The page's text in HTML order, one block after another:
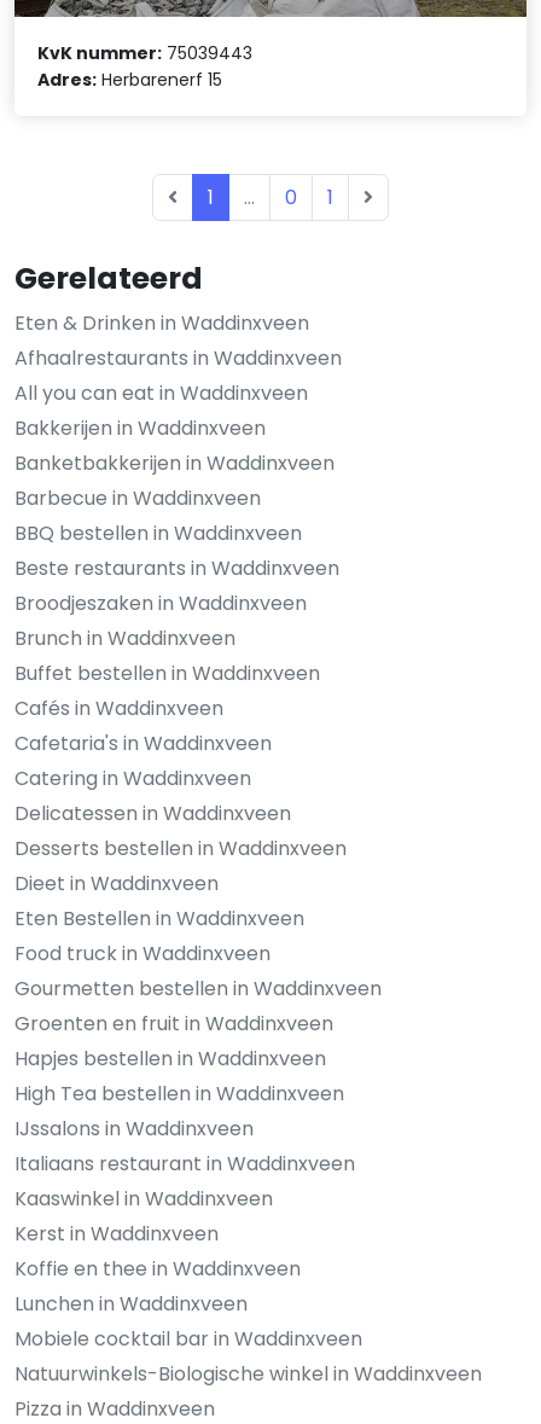
Gerelateerd
Eten & Drinken in Waddinxveen
Afhaalrestaurants in Waddinxveen
All you can eat in Waddinxveen
Bakkerijen in Waddinxveen
Banketbakkerijen in Waddinxveen
Barbecue in Waddinxveen
BBQ bestellen in Waddinxveen
Beste restaurants in Waddinxveen
Broodjeszaken in Waddinxveen
Brunch in Waddinxveen
Buffet bestellen in Waddinxveen
Cafés in Waddinxveen
Cafetaria's in Waddinxveen
Catering in Waddinxveen
Delicatessen in Waddinxveen
Desserts bestellen in Waddinxveen
Dieet in Waddinxveen
Eten Bestellen in Waddinxveen
Food truck in Waddinxveen
Gourmetten bestellen in Waddinxveen
Groenten en fruit in Waddinxveen
Hapjes bestellen in Waddinxveen
High Tea bestellen in Waddinxveen
IJssalons in Waddinxveen
Italiaans restaurant in Waddinxveen
Kaaswinkel in Waddinxveen
Kerst in Waddinxveen
Koffie en thee in Waddinxveen
Lunchen in Waddinxveen
Mobiele cocktail bar in Waddinxveen
Natuurwinkels-Biologische winkel in Waddinxveen
Pizza in Waddinxveen
KvK nummer: 75039443
Adres: Herbarenerf 15
1 ... 0 1